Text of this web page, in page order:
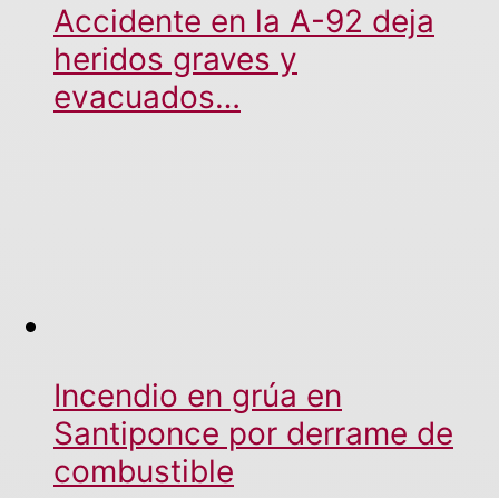
Accidente en la A-92 deja
heridos graves y
evacuados…
Incendio en grúa en
Santiponce por derrame de
combustible